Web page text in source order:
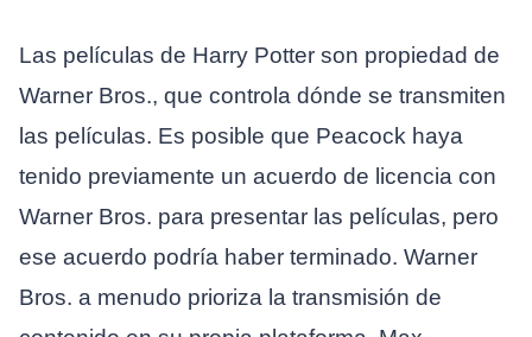
Las películas de Harry Potter son propiedad de
Warner Bros., que controla dónde se transmiten
las películas. Es posible que Peacock haya
tenido previamente un acuerdo de licencia con
Warner Bros. para presentar las películas, pero
ese acuerdo podría haber terminado. Warner
Bros. a menudo prioriza la transmisión de